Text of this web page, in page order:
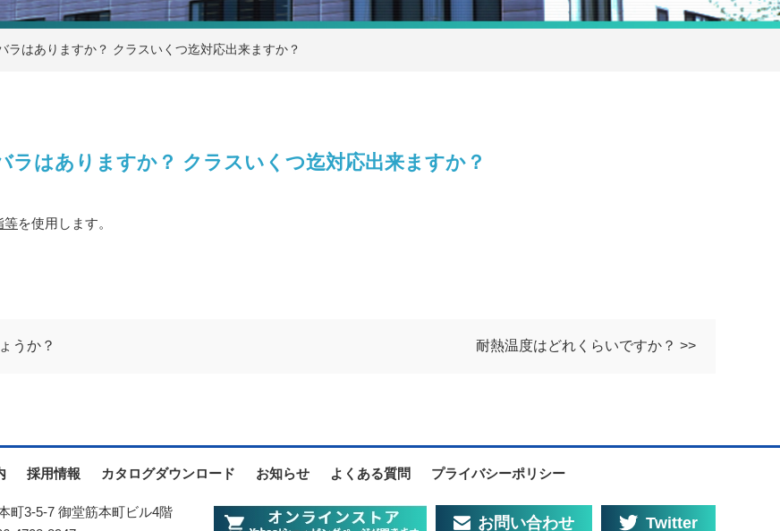
ラはありますか？ クラスいくつ迄対応出来ますか？
ラはありますか？ クラスいくつ迄対応出来ますか？
等を使用します。
うか？ 耐熱温度はどれくらいですか？ >>
採用情報 カタログダウンロード お知らせ よくある質問 プライバシーポリシー
町3-5-7 御堂筋本町ビル4階
お問い合わせ Twitter